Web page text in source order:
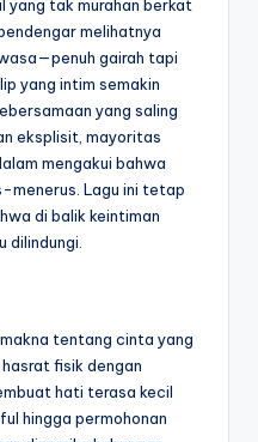
yang tak murahan berkat
melihatnya
gairah tapi
yang intim semakin
yang saling
eksplisit, mayoritas
mengakui bahwa
menerus. Lagu ini tetap
di balik keintiman
dilindungi.
tentang cinta yang
fisik dengan
hati terasa kecil
hingga permohonan